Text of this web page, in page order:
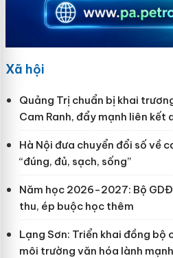
Xã hội
Quảng Trị chuẩn bị khai
Cam Ranh, đẩy mạnh liên kết
Hà Nội đưa chuyển đổi số về
“đúng, đủ, sạch, sống”
Năm học 2026-2027: Bộ
thu, ép buộc học thêm
Lạng Sơn: Triển khai đồng bộ
môi trường văn hóa lành mạnh